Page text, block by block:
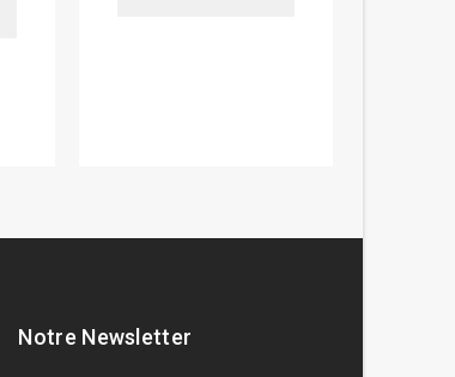
Notre Newsletter